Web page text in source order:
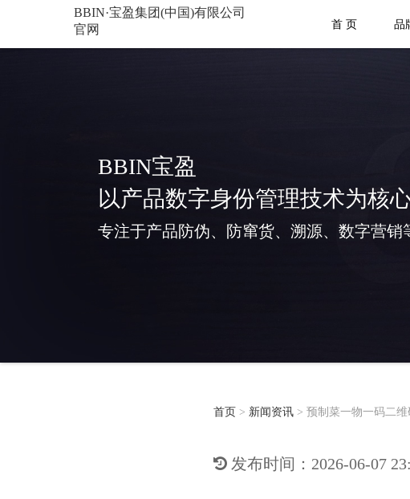
BBIN·宝盈集团(中国)有限公司
官网
首 页 品
BBIN宝盈
以产品数字身份管理技术为核
专注于产品防伪、防窜货、溯源、数字营销
首页 > 新闻资讯 > 预制菜一物一码二
发布时间：2026-06-07